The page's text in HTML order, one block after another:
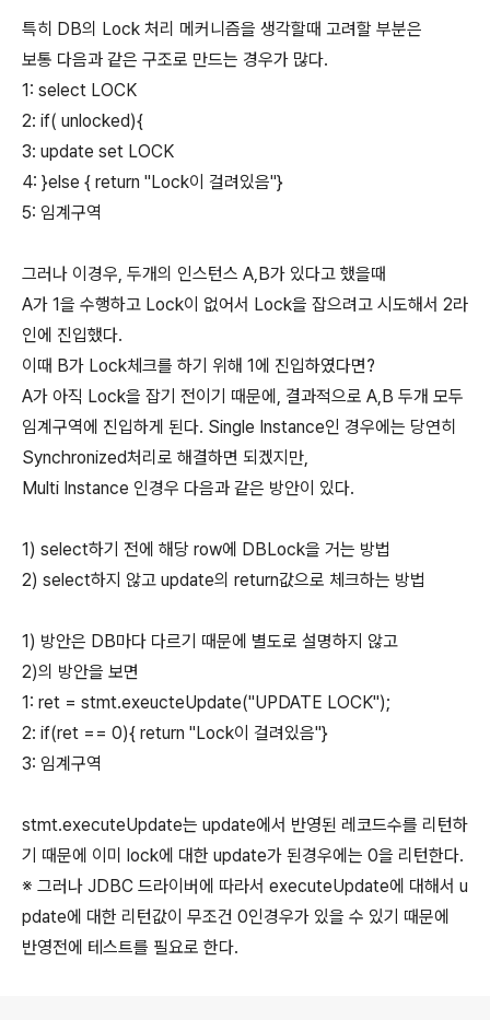
특히 DB의 Lock 처리 메커니즘을 생각할때 고려할 부분은
보통 다음과 같은 구조로 만드는 경우가 많다.
1: select LOCK
2: if( unlocked){
3: update set LOCK
4: }else { return "Lock이 걸려있음"}
5: 임계구역
그러나 이경우, 두개의 인스턴스 A,B가 있다고 했을때
A가 1을 수행하고 Lock이 없어서 Lock을 잡으려고 시도해서 2라
인에 진입했다.
이때 B가 Lock체크를 하기 위해 1에 진입하였다면?
A가 아직 Lock을 잡기 전이기 때문에, 결과적으로 A,B 두개 모두
임계구역에 진입하게 된다. Single Instance인 경우에는 당연히
Synchronized처리로 해결하면 되겠지만,
Multi Instance 인경우 다음과 같은 방안이 있다.
1) select하기 전에 해당 row에 DBLock을 거는 방법
2) select하지 않고 update의 return값으로 체크하는 방법
1) 방안은 DB마다 다르기 때문에 별도로 설명하지 않고
2)의 방안을 보면
1: ret = stmt.exeucteUpdate("UPDATE LOCK");
2: if(ret == 0){ return "Lock이 걸려있음"}
3: 임계구역
stmt.executeUpdate는 update에서 반영된 레코드수를 리턴하
기 때문에 이미 lock에 대한 update가 된경우에는 0을 리턴한다.
※ 그러나 JDBC 드라이버에 따라서 executeUpdate에 대해서 u
pdate에 대한 리턴값이 무조건 0인경우가 있을 수 있기 때문에
반영전에 테스트를 필요로 한다.